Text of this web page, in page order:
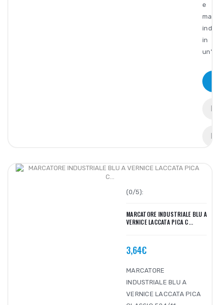
e
in
un'..
(0/5):
MARCATORE INDUSTRIALE BLU A
VERNICE LACCATA PICA C...
3,64€
MARCATORE
INDUSTRIALE BLU A
VERNICE LACCATA PICA